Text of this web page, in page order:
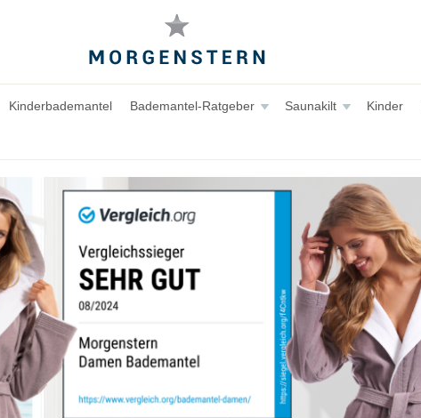
Kinderbademantel Bademantel-Ratgeber Saunakilt Kinder